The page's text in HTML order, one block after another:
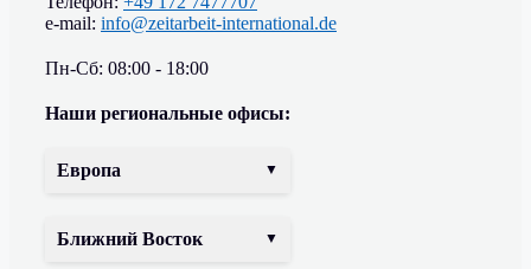
e-mail: info@zeitarbeit-international.de
Пн-Сб: 08:00 - 18:00
Наши региональные офисы:
Европа
Ближний Восток